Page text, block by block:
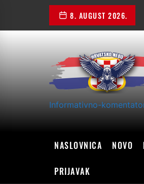
the
8. AUGUST 2026.
Informativno-
NASLOVNICA NOVO
PRIJAVAK